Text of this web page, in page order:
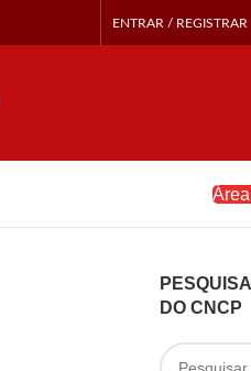
ENTRAR / REGISTRAR
DO CNCP